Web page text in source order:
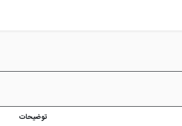
توضیحات